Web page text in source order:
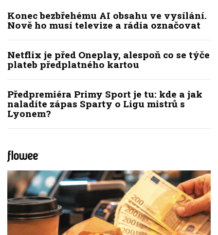
Konec bezbřehému AI obsahu ve vysílání.
Nově ho musí televize a rádia označovat
Netflix je před Oneplay, alespoň co se týče
plateb předplatného kartou
Předpremiéra Primy Sport je tu: kde a jak
naladíte zápas Sparty o Ligu mistrů s
Lyonem?